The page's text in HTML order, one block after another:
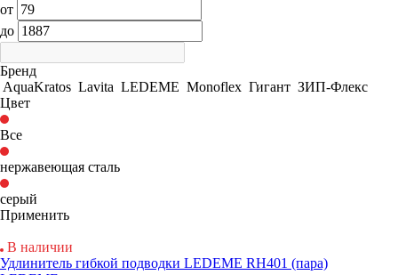
от
до
Бренд
AquaKratos Lavita LEDEME Monoflex Гигант ЗИП-Флекс
Цвет
Все
нержавеющая сталь
серый
Применить
В наличии
Удлинитель гибкой подводки LEDEME RH401 (пара)